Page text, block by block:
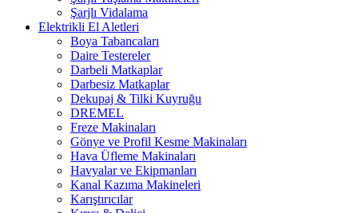
Şarjlı Vidalama
Elektrikli El Aletleri
Boya Tabancaları
Daire Testereler
Darbeli Matkaplar
Darbesiz Matkaplar
Dekupaj & Tilki Kuyruğu
DREMEL
Freze Makinaları
Gönye ve Profil Kesme Makinaları
Hava Üfleme Makinaları
Havyalar ve Ekipmanları
Kanal Kazıma Makineleri
Karıştırıcılar